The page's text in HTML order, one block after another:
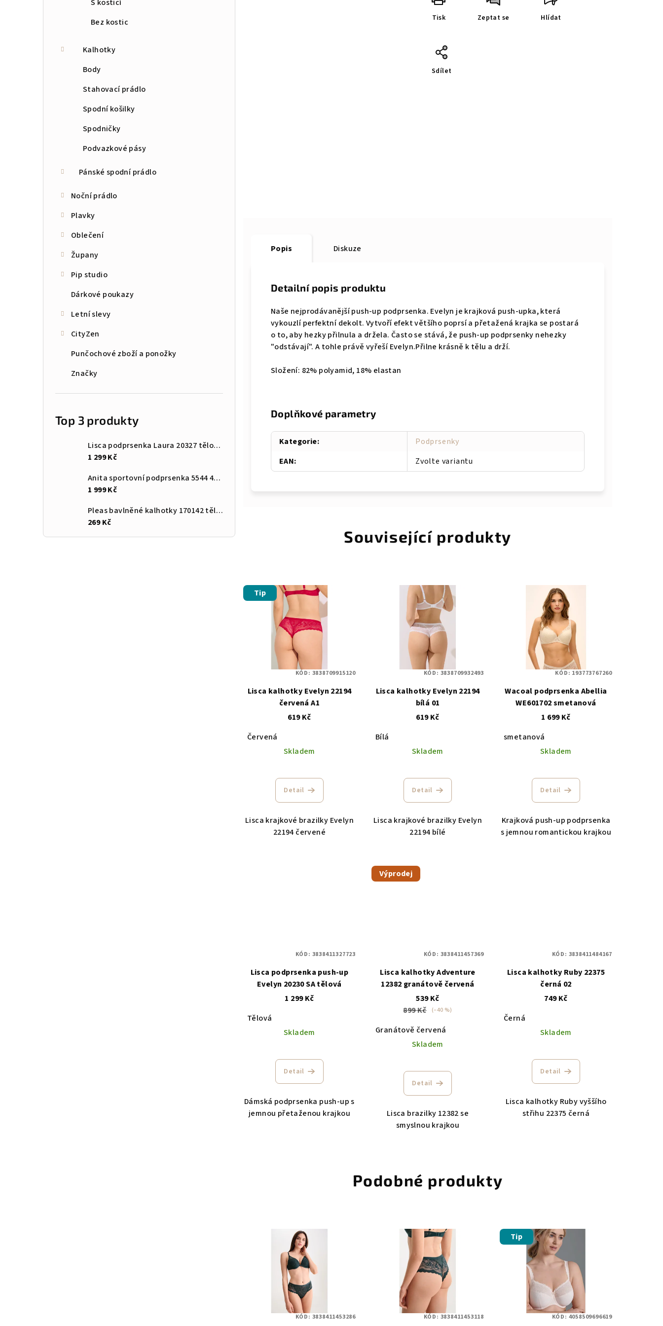
S kosticí
Bez kostic
Kalhotky
Body
Stahovací prádlo
Spodní košilky
Spodničky
Podvazkové pásy
Pánské spodní prádlo
Noční prádlo
Plavky
Oblečení
Župany
Pip studio
Dárkové poukazy
Letní slevy
CityZen
Punčochové zboží a ponožky
Značky
Top 3 produkty
Lisca podprsenka Laura 20327 tělová VK
1 299 Kč
Anita sportovní podprsenka 5544 408 šedá
1 999 Kč
Pleas bavlněné kalhotky 170142 tělová
269 Kč
Tisk Zeptat se Hlídat
Sdílet
Popis Diskuze
Detailní popis produktu
Naše nejprodávanější push-up podprsenka. Evelyn je krajková push-upka, která
vykouzlí perfektní dekolt. Vytvoří efekt většího poprsí a přetažená krajka se postará
o to, aby hezky přilnula a držela. Často se stává, že push-up podprsenky nehezky
"odstávají". A tohle právě vyřeší Evelyn.Přilne krásně k tělu a drží.
Složení: 82% polyamid, 18% elastan
Doplňkové parametry
Kategorie:
Podprsenky
EAN: Zvolte variantu
Související produkty
Tip
Lisca kalhotky Evelyn 22194
červená A1
619 Kč
Červená
Skladem
Detail
Lisca krajkové brazilky Evelyn
22194 červené
KÓD: 3838709915120
Lisca kalhotky Evelyn 22194
bílá 01
619 Kč
Bílá
Skladem
Detail
Lisca krajkové brazilky Evelyn
22194 bílé
KÓD: 3838709932493
Wacoal podprsenka Abellia
WE601702 smetanová
1 699 Kč
smetanová
Skladem
Detail
Krajková push-up podprsenka
s jemnou romantickou krajkou
KÓD: 193773767260
Lisca podprsenka push-up
Evelyn 20230 SA tělová
1 299 Kč
Tělová
Skladem
Detail
Dámská podprsenka push-up s
jemnou přetaženou krajkou
KÓD: 3838411327723
Výprodej
Lisca kalhotky Adventure
12382 granátově červená
539 Kč
899 Kč
(–40 %)
Granátově červená
Skladem
Detail
Lisca brazilky 12382 se
smyslnou krajkou
KÓD: 3838411457369
Lisca kalhotky Ruby 22375
černá 02
749 Kč
Černá
Skladem
Detail
Lisca kalhotky Ruby vyššího
střihu 22375 černá
KÓD: 3838411484167
Podobné produkty
KÓD: 3838411453286 KÓD: 3838411453118
Tip
KÓD: 4058509696619